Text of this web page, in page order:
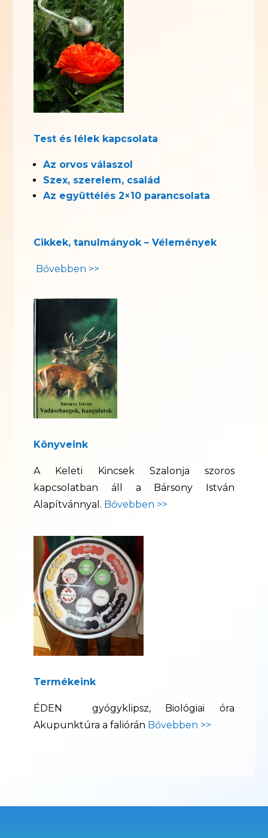
Test és lélek kapcsolata
Az orvos válaszol
Szex, szerelem, család
Az együttélés 2×10 parancsolata
Cikkek, tanulmányok – Vélemények
Bővebben >>
Könyveink
A Keleti Kincsek Szalonja szoros
kapcsolatban áll a Bársony István
Alapítvánnyal. Bővebben >>
Termékeink
ÉDEN gyógyklipsz, Biológiai óra
Akupunktúra a faliórán Bővebben >>